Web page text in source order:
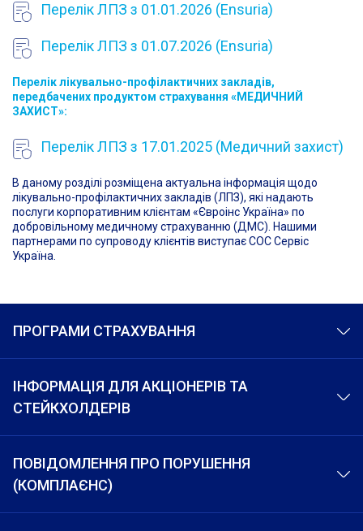
Перелік ЛПЗ з 01.01.2026 (Ensuria)
Перелік ЛПЗ з 01.07.2026 (Ensuria)
Перелік лікувально-профілактичних закладів,
передбачених продуктом страхування «МЕДИЧНИЙ
ЗАХИСТ»:
Перелік ЛПЗ з 17.01.2025 (Медичний захист)
В даному розділі розміщена актуальна інформація щодо
лікувально-профілактичних закладів (ЛПЗ), які надають
послуги корпоративним клієнтам «Євроінс Україна» по
добровільному медичному страхуванню (ДМС). Нашими
партнерами по супроводу клієнтів виступає СОС Сервіс
Україна.
ПРОГРАМИ СТРАХУВАННЯ
ІНФОРМАЦІЯ ДЛЯ АКЦІОНЕРІВ ТА
СТЕЙКХОЛДЕРІВ
ПОВІДОМЛЕННЯ ПРО ПОРУШЕННЯ
(КОМПЛАЄНС)